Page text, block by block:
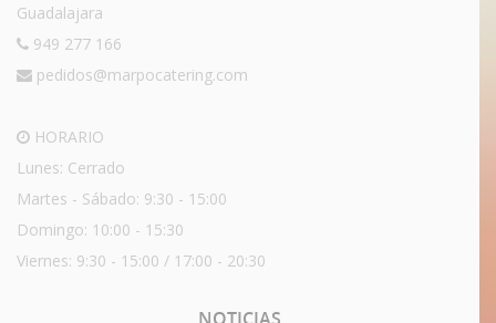
Guadalajara
949 277 166
pedidos@marpocatering.com
HORARIO
Lunes: Cerrado
Martes - Sábado: 9:30 - 15:00
Domingo: 10:00 - 15:30
Viernes: 9:30 - 15:00 / 17:00 - 20:30